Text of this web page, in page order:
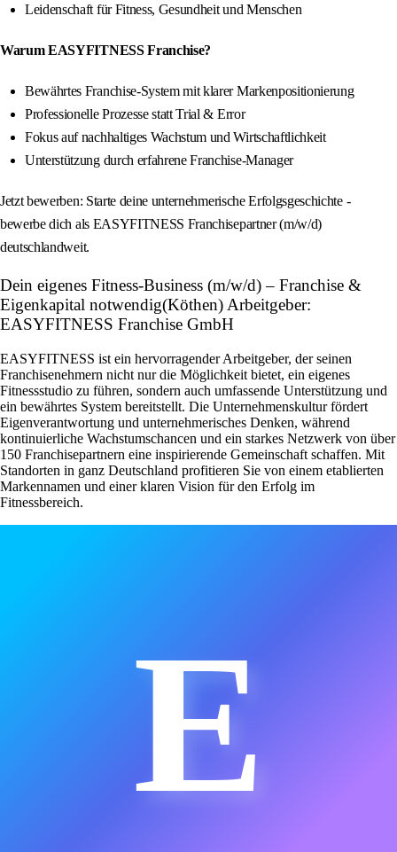
Leidenschaft für Fitness, Gesundheit und Menschen
Warum EASYFITNESS Franchise?
Bewährtes Franchise-System mit klarer Markenpositionierung
Professionelle Prozesse statt Trial & Error
Fokus auf nachhaltiges Wachstum und Wirtschaftlichkeit
Unterstützung durch erfahrene Franchise-Manager
Jetzt bewerben: Starte deine unternehmerische Erfolgsgeschichte -
bewerbe dich als EASYFITNESS Franchisepartner (m/w/d)
deutschlandweit.
Dein eigenes Fitness-Business (m/w/d) – Franchise &
Eigenkapital notwendig(Köthen) Arbeitgeber:
EASYFITNESS Franchise GmbH
EASYFITNESS ist ein hervorragender Arbeitgeber, der seinen
Franchisenehmern nicht nur die Möglichkeit bietet, ein eigenes
Fitnessstudio zu führen, sondern auch umfassende Unterstützung und
ein bewährtes System bereitstellt. Die Unternehmenskultur fördert
Eigenverantwortung und unternehmerisches Denken, während
kontinuierliche Wachstumschancen und ein starkes Netzwerk von über
150 Franchisepartnern eine inspirierende Gemeinschaft schaffen. Mit
Standorten in ganz Deutschland profitieren Sie von einem etablierten
Markennamen und einer klaren Vision für den Erfolg im
Fitnessbereich.
E